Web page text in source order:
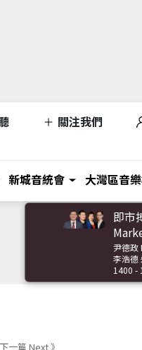
關注我們
新城音統會 大灣區音
即市
尹德政
李浩德
1400 -
下一篇 Next 》